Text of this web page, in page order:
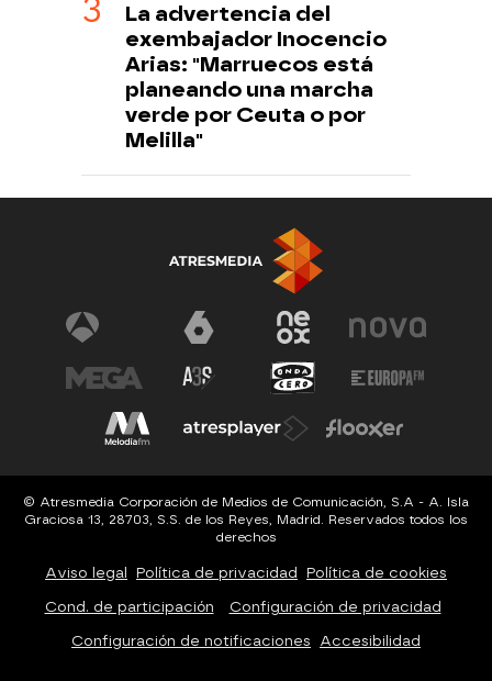
La advertencia del
exembajador Inocencio
Arias: "Marruecos está
planeando una marcha
verde por Ceuta o por
Melilla"
© Atresmedia Corporación de Medios de Comunicación, S.A - A. Isla
Graciosa 13, 28703, S.S. de los Reyes, Madrid. Reservados todos los
derechos
Aviso legal Política de privacidad Política de cookies
Cond. de participación Configuración de privacidad
Configuración de notificaciones Accesibilidad